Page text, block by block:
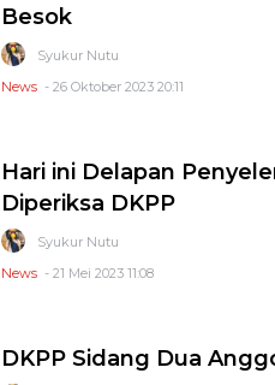
Besok
Syukur Nutu
News - 26 Oktober 2023 20:11
Hari ini Delapan
Diperiksa DKPP
Syukur Nutu
News - 21 Mei 2023 11:08
DKPP Sidang Dua